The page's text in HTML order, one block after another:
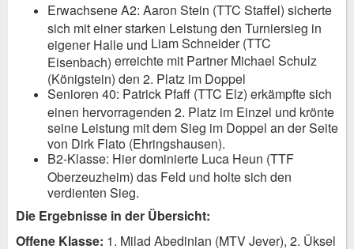
Erwachsene A2: Aaron Stein (TTC Staffel) sicherte
sich mit einer starken Leistung den Turniersieg in
eigener Halle und Liam Schneider (TTC
Eisenbach) erreichte mit Partner Michael Schulz
(Königstein) den 2. Platz im Doppel
Senioren 40: Patrick Pfaff (TTC Elz) erkämpfte sich
einen hervorragenden 2. Platz im Einzel und krönte
seine Leistung mit dem Sieg im Doppel an der Seite
von Dirk Flato (Ehringshausen).
B2-Klasse: Hier dominierte Luca Heun (TTF
Oberzeuzheim) das Feld und holte sich den
verdienten Sieg.
Die Ergebnisse in der Übersicht:
Offene Klasse: 1. Milad Abedinian (MTV Jever), 2. Üksel